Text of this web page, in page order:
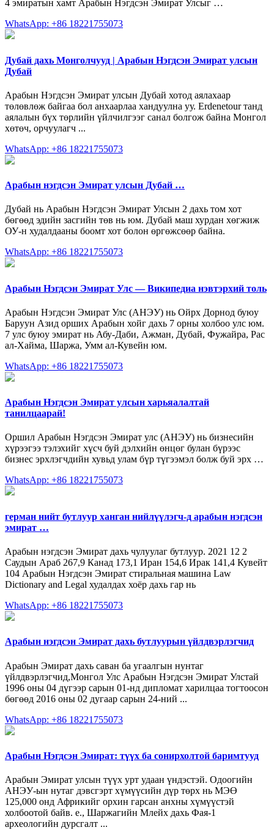
4 эмиратын хамт Арабын Нэгдсэн Эмират Улсыг …
WhatsApp: +86 18221755073
Дубай дахь Монголчууд | Арабын Нэгдсэн Эмират улсын
Дубай
Арабын Нэгдсэн Эмират улсын Дубай хотод аялахаар
төлөвлөж байгаа бол анхаарлаа хандуулна уу. Erdenetour танд
аялалын бүх төрлийн үйлчилгээг санал болгож байна Монгол
хөтөч, орчуулагч ...
WhatsApp: +86 18221755073
Арабын нэгдсэн Эмират улсын Дубай …
Дубай нь Арабын Нэгдсэн Эмират Улсын 2 дахь том хот
бөгөөд эдийн засгийн төв нь юм. Дубай маш хурдан хөгжиж
ОУ-н худалдааны боомт хот болон өргөжсөөр байна.
WhatsApp: +86 18221755073
Арабын Нэгдсэн Эмират Улс — Википедиа нэвтэрхий толь
Арабын Нэгдсэн Эмират Улс (АНЭУ) нь Ойрх Дорнод буюу
Баруун Азид орших Арабын хойг дахь 7 орны холбоо улс юм.
7 улс буюу эмират нь Абу-Даби, Ажман, Дубай, Фужайра, Рас
ал-Хайма, Шаржа, Умм ал-Кувейн юм.
WhatsApp: +86 18221755073
Арабын Нэгдсэн Эмират улсын харьяалалтай
танилцаарай!
Оршил Арабын Нэгдсэн Эмират улс (АНЭУ) нь бизнесийн
хүрээгээ тэлэхийг хүсч буй дэлхийн өнцөг булан бүрээс
бизнес эрхлэгчдийн хувьд улам бүр түгээмэл болж буй эрх …
WhatsApp: +86 18221755073
герман нийт бутлуур ханган нийлүүлэгч-д арабын нэгдсэн
эмират …
Арабын нэгдсэн Эмират дахь чулуулаг бутлуур. 2021 12 2
Саудын Араб 267,9 Канад 173,1 Иран 154,6 Ирак 141,4 Кувейт
104 Арабын Нэгдсэн Эмират стиральная машина Law
Dictionary and Legal худалдах хоёр дахь гар нь
WhatsApp: +86 18221755073
Арабын нэгдсэн Эмират дахь бутлуурын үйлдвэрлэгчид
Арабын Эмират дахь саван ба угаалгын нунтаг
үйлдвэрлэгчид,Монгол Улс Арабын Нэгдсэн Эмират Улстай
1996 оны 04 дүгээр сарын 01-нд дипломат харилцаа тогтоосон
бөгөөд 2016 оны 02 дугаар сарын 24-ний ...
WhatsApp: +86 18221755073
Арабын Нэгдсэн Эмират: түүх ба сонирхолтой баримтууд
Арабын Эмират улсын түүх урт удаан үндэстэй. Одоогийн
АНЭУ-ын нутаг дэвсгэрт хүмүүсийн дүр төрх нь МЭӨ
125,000 онд Африкийг орхин гарсан анхны хүмүүстэй
холбоотой байв. e., Шаржагийн Млейх дахь Фая-1
археологийн дурсгалт ...